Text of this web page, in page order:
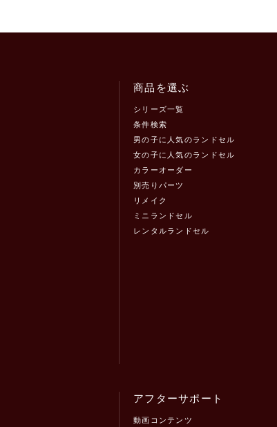
商品を選ぶ
シリーズ一覧
条件検索
男の子に人気のランドセル
女の子に人気のランドセル
カラーオーダー
別売りパーツ
リメイク
ミニランドセル
レンタルランドセル
アフターサポート
動画コンテンツ